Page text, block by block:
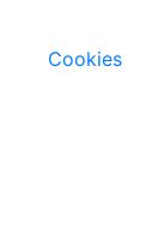
Cookies